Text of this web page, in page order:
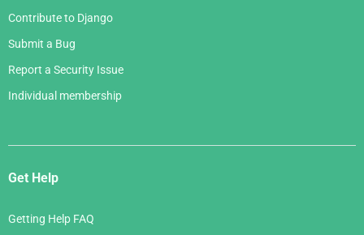
Contribute to Django
Submit a Bug
Report a Security Issue
Individual membership
Get Help
Getting Help FAQ